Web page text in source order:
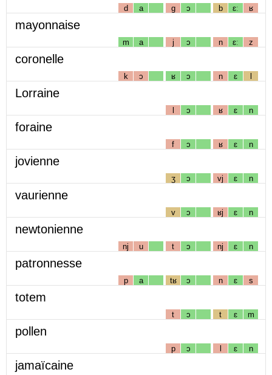
d a g ɔ b ɛː ʁ
mayonnaise
m a j ɔ n ɛː z
coronelle
k ɔ ʁ ɔ n ɛ l
Lorraine
l ɔ ʁ ɛ n
foraine
f ɔ ʁ ɛ n
jovienne
ʒ ɔ vj ɛ n
vaurienne
v ɔ ʁj ɛ n
newtonienne
nj u t ɔ nj ɛ n
patronnesse
p a tʁ ɔ n ɛ s
totem
t ɔ t ɛ m
pollen
p ɔ l ɛ n
jamaïcaine